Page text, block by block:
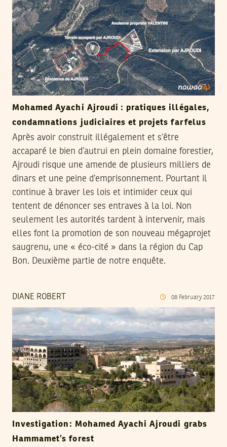
Mohamed Ayachi Ajroudi : pratiques illégales,
condamnations judiciaires et projets farfelus
Après avoir construit illégalement et s’être
accaparé le bien d’autrui en plein domaine forestier,
Ajroudi risque une amende de plusieurs milliers de
dinars et une peine d’emprisonnement. Pourtant il
continue à braver les lois et intimider ceux qui
tentent de dénoncer ses entraves à la loi. Non
seulement les autorités tardent à intervenir, mais
elles font la promotion de son nouveau mégaprojet
saugrenu, une « éco-cité » dans la région du Cap
Bon. Deuxième partie de notre enquête.
DIANE ROBERT 08 February 2017
Investigation: Mohamed Ayachi Ajroudi grabs
Hammamet’s forest